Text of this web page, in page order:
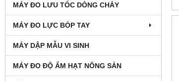
MÁY ĐO LƯU TỐC DÒNG CHẢY
MÁY ĐO LỰC BÓP TAY
MÁY DẬP MẪU VI SINH
MÁY ĐO ĐỘ ẨM HẠT NÔNG SẢN